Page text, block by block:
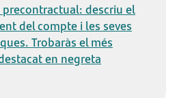
descriu el
del compte i les seves
Trobaràs el més
en negreta